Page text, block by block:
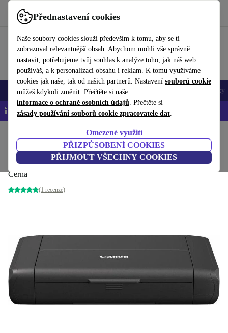
Přednastavení cookies
Naše soubory cookies slouží především k tomu, aby se ti
zobrazoval relevantnější obsah. Abychom mohli vše správně
nastavit, potřebujeme tvůj souhlas k analýze toho, jak náš web
používáš, a k personalizaci obsahu i reklam. K tomu využíváme
cookies jak naše, tak od našich partnerů. Nastavení souborů cookie
můžeš kdykoli změnit. Přečtěte si naše
informace o ochraně osobních údajů. Přečtěte si
zásady používání souborů cookie zpracovatele dat.
Omezené využití
PŘIZPŮSOBENÍ COOKIES
PŘIJMOUT VŠECHNY COOKIES
Používejte refurbed rychle a snadno
Mobily a smartphony Notebooky Tablety Doplňky
📱 -5 % NAVÍC na všechny iPhony – kód: IPHONEDEAL-
Tiskárny a skenery
Canon PIXMA TR150
Černá
(1 recenze)